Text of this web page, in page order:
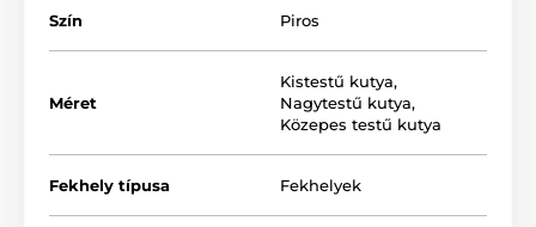
A matrac hengerekből tevődik össze, mely
megakadályozza a matrac úgynevezett "kifekvését". A
Szerezzen örömet a kutyusnak és rendeljen Reedog
kutyafekhelyt.
Szín Piros
Méret
Kistestű kutya,
Nagytestű kutya,
Közepes testű kutya
Fekhely típusa Fekhelyek